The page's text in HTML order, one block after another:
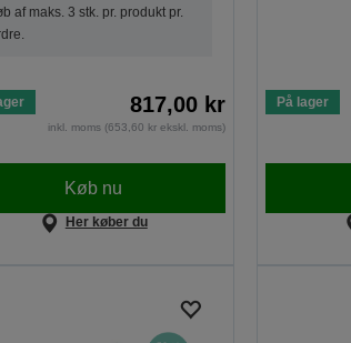
af maks. 3 stk. pr. produkt pr.
817,00 kr
inkl. moms (653,60 kr ekskl. moms)
Køb nu
Her køber du
På lager